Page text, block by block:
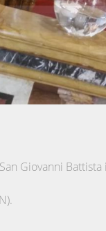
Giovanni